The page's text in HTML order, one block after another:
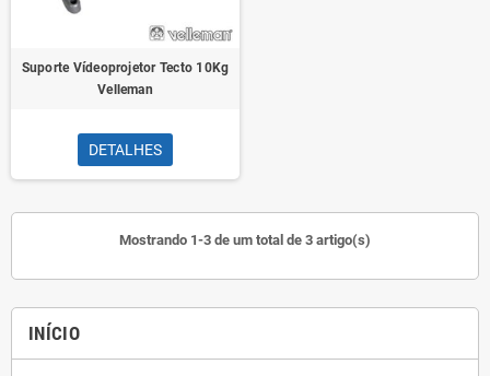
INÍCIO
Suporte Vídeoprojetor Tecto 10Kg
Velleman
DETALHES
Mostrando 1-3 de um total de 3 artigo(s)